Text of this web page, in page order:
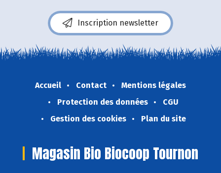
Inscription newsletter
Accueil Contact
Mentions légales
Protection des données
CGU
Gestion des cookies
Plan du site
Magasin Bio Biocoop Tournon